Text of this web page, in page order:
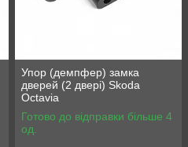
Упор (демпфер) замка
дверей (2 двері) Skoda
Octavia
Готово до відправки більше 4
од.